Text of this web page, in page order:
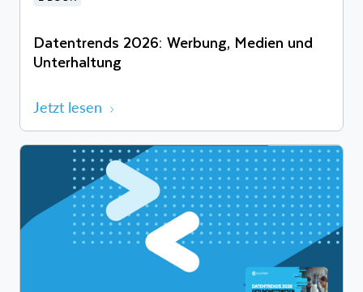
Datentrends 2026: Werbung, Medien und
Unterhaltung
Jetzt lesen